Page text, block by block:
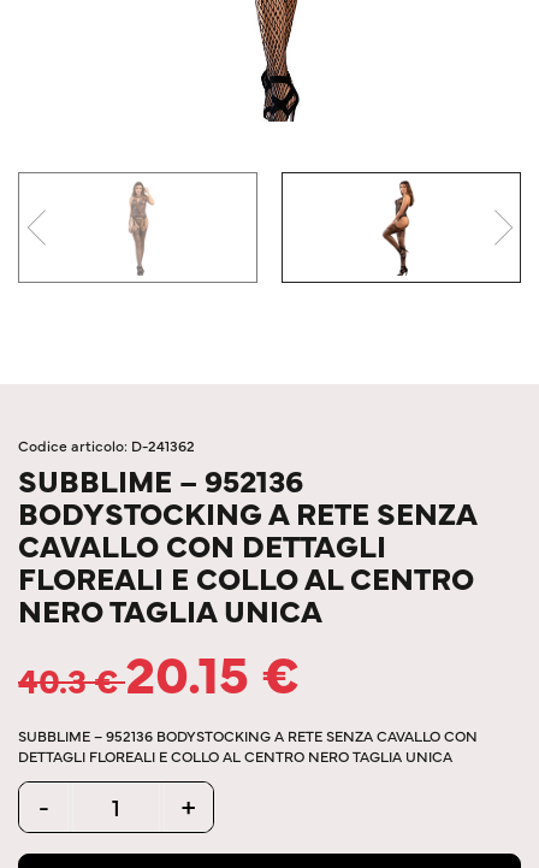
Codice articolo: D-241362
SUBBLIME – 952136
BODYSTOCKING A RETE SENZA
CAVALLO CON DETTAGLI
FLOREALI E COLLO AL CENTRO
NERO TAGLIA UNICA
40.3€20.15€
SUBBLIME – 952136 BODYSTOCKING A RETE SENZA CAVALLO CON
DETTAGLI FLOREALI E COLLO AL CENTRO NERO TAGLIA UNICA
Quantity
- +